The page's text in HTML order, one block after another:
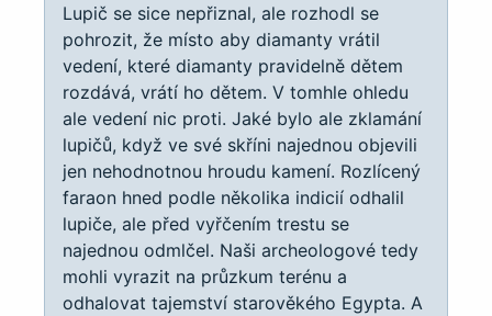
Lupič se sice nepřiznal, ale rozhodl se
pohrozit, že místo aby diamanty vrátil
vedení, které diamanty pravidelně dětem
rozdává, vrátí ho dětem. V tomhle ohledu
ale vedení nic proti. Jaké bylo ale zklamání
lupičů, když ve své skříni najednou objevili
jen nehodnotnou hroudu kamení. Rozlícený
faraon hned podle několika indicií odhalil
lupiče, ale před vyřčením trestu se
najednou odmlčel. Naši archeologové tedy
mohli vyrazit na průzkum terénu a
odhalovat tajemství starověkého Egypta. A